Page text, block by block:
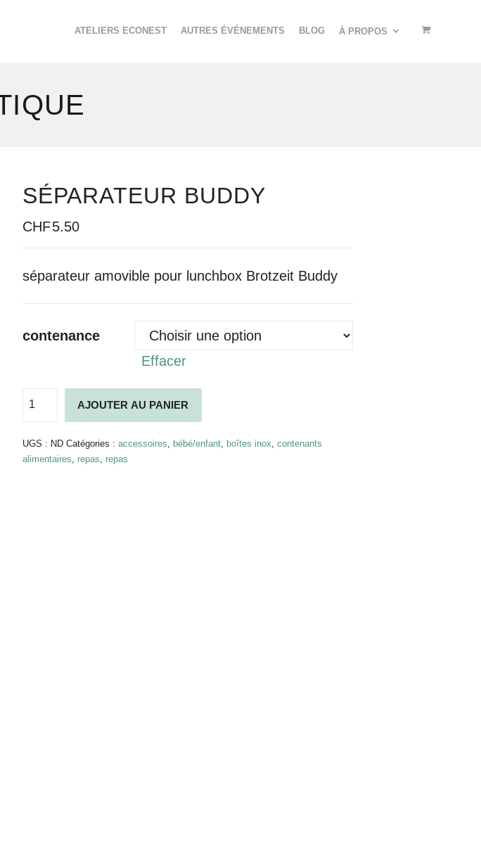
ATELIERS ECONEST AUTRES ÉVÉNEMENTS BLOG À PROPOS
SÉPARATEUR BUDDY
CHF5.50
séparateur amovible pour lunchbox Brotzeit Buddy
contenance
Effacer
de
Séparateur
Buddy
AJOUTER AU PANIER
UGS : ND Catégories : accessoires, bébé/enfant, boîtes inox, contenants
alimentaires, repas, repas